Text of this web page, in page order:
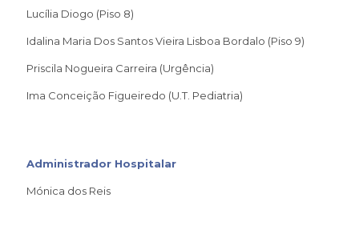
Lucília Diogo (Piso 8)
Idalina Maria Dos Santos Vieira Lisboa Bordalo (Piso 9)
Priscila Nogueira Carreira (Urgência)
Ima Conceição Figueiredo (U.T. Pediatria)
Administrador Hospitalar
Mónica dos Reis